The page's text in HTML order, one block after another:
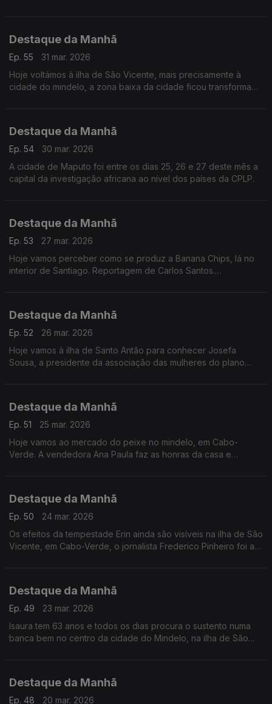
Destaque da Manhã
Ep. 55
31 mar. 2026
Hoje voltámos à ilha de São Vicente, mais precisamente à
cidade do mindelo, a zona baixa da cidade ficou transformada
Destaque da Manhã
Ep. 54
30 mar. 2026
A cidade de Maputo foi entre os dias 25, 26 e 27 deste mês a
capital da investigação africana ao nível dos países da CPLP.
Destaque da Manhã
Ep. 53
27 mar. 2026
Hoje vamos perceber como se produz a Banana Chips, lá no
interior de Santiago. Reportagem de Carlos Santos.
Destaque da Manhã
Ep. 52
26 mar. 2026
Hoje vamos à ilha de Santo Antão para conhecer Josefa
Sousa, a presidente da associação das mulheres do plano
Destaque da Manhã
Ep. 51
25 mar. 2026
Hoje vamos ao mercado do peixe no mindelo, em Cabo-
Verde. A vendedora Ana Paula faz as honras da casa e
Destaque da Manhã
Ep. 50
24 mar. 2026
Os efeitos da tempestade Erin ainda são visíveis na ilha de São
Vicente, em Cabo-Verde, o jornalista Frederico Pinheiro foi a
Destaque da Manhã
Ep. 49
23 mar. 2026
Isaura tem 63 anos e todos os dias procura o sustento numa
banca bem no centro da cidade do Mindelo, na ilha de São
Destaque da Manhã
Ep. 48
20 mar. 2026